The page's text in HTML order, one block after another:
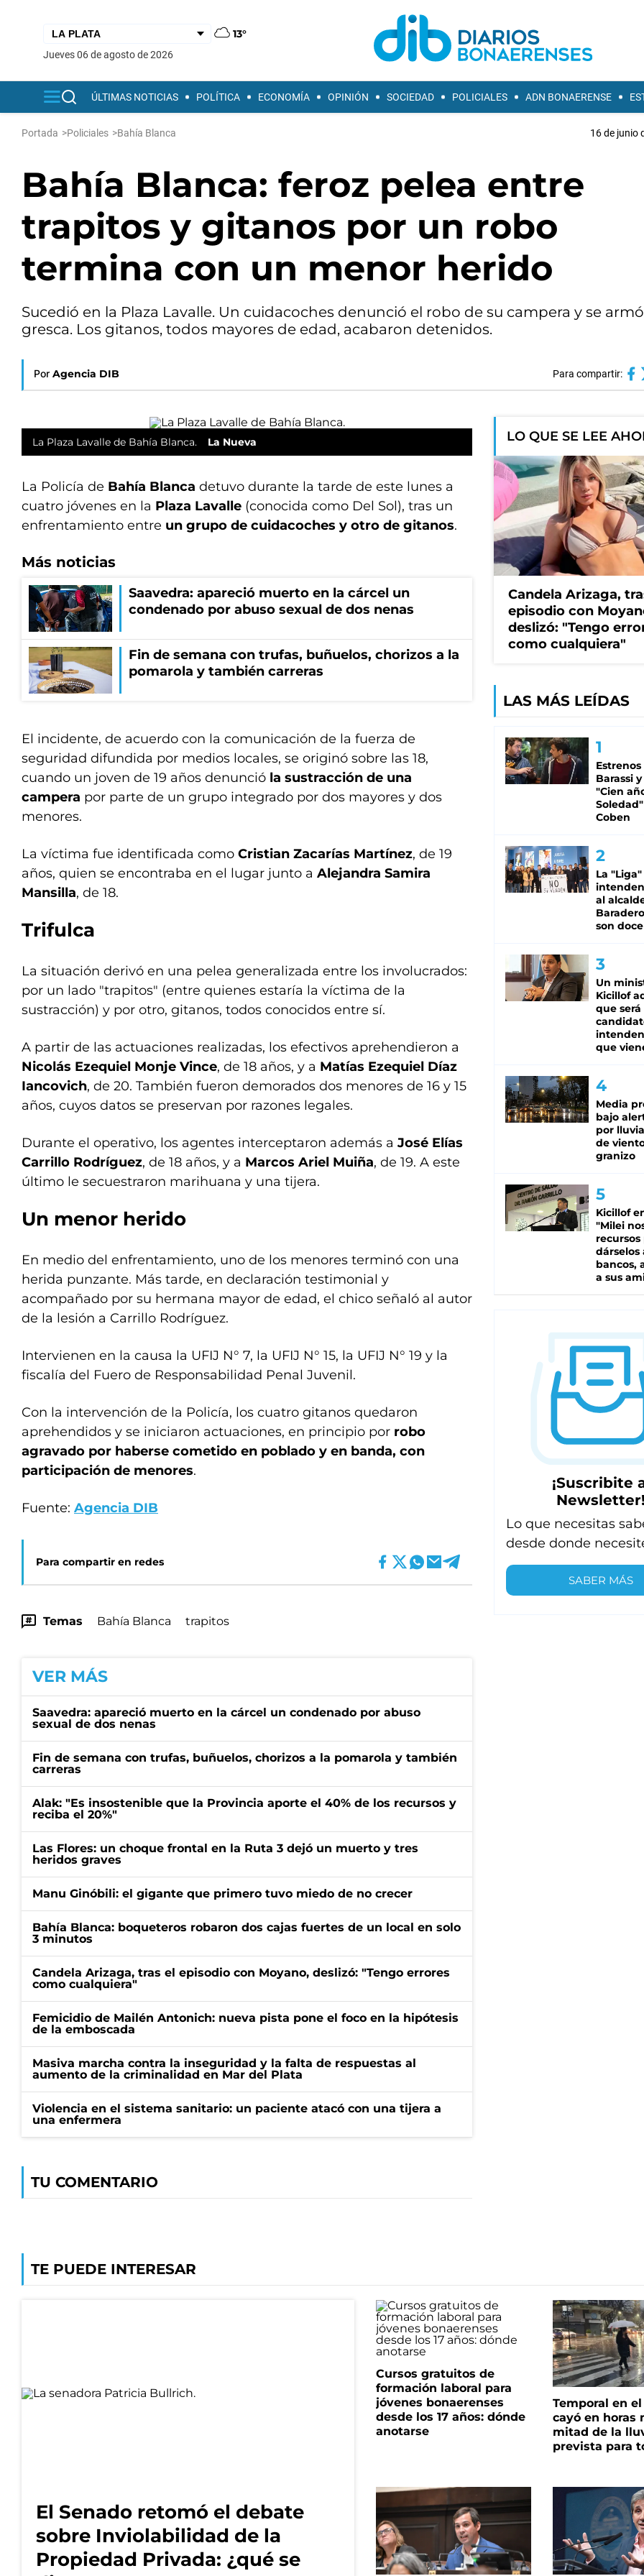
13°
jueves 06 de agosto de 2026
ÚLTIMAS NOTICIAS POLÍTICA ECONOMÍA OPINIÓN SOCIEDAD POLICIALES ADN BONAERENSE
Portada >Policiales >Bahía Blanca 16 de junio
Bahía Blanca: feroz pelea entre
trapitos y gitanos por un robo
termina con un menor herido
Sucedió en la Plaza Lavalle. Un cuidacoches denunció el robo de su campera y se
gresca. Los gitanos, todos mayores de edad, acabaron detenidos.
Por Agencia DIB Para compartir:
La Plaza Lavalle de Bahía Blanca. La Nueva
La Policía de Bahía Blanca detuvo durante la tarde de este lunes a
cuatro jóvenes en la Plaza Lavalle (conocida como Del Sol), tras un
enfrentamiento entre un grupo de cuidacoches y otro de gitanos.
Más noticias
Saavedra: apareció muerto en la cárcel un
condenado por abuso sexual de dos nenas
Fin de semana con trufas, buñuelos, chorizos a la
pomarola y también carreras
El incidente, de acuerdo con la comunicación de la fuerza de
seguridad difundida por medios locales, se originó sobre las 18,
cuando un joven de 19 años denunció la sustracción de una
campera por parte de un grupo integrado por dos mayores y dos
menores.
La víctima fue identificada como Cristian Zacarías Martínez, de 19
años, quien se encontraba en el lugar junto a Alejandra Samira
Mansilla, de 18.
Trifulca
La situación derivó en una pelea generalizada entre los involucrados:
por un lado "trapitos" (entre quienes estaría la víctima de la
sustracción) y por otro, gitanos, todos conocidos entre sí.
A partir de las actuaciones realizadas, los efectivos aprehendieron a
Nicolás Ezequiel Monje Vince, de 18 años, y a Matías Ezequiel Díaz
Iancovich, de 20. También fueron demorados dos menores de 16 y 15
años, cuyos datos se preservan por razones legales.
Durante el operativo, los agentes interceptaron además a José Elías
Carrillo Rodríguez, de 18 años, y a Marcos Ariel Muiña, de 19. A este
último le secuestraron marihuana y una tijera.
Un menor herido
En medio del enfrentamiento, uno de los menores terminó con una
herida punzante. Más tarde, en declaración testimonial y
acompañado por su hermana mayor de edad, el chico señaló al autor
de la lesión a Carrillo Rodríguez.
Intervienen en la causa la UFIJ N° 7, la UFIJ N° 15, la UFIJ N° 19 y la
fiscalía del Fuero de Responsabilidad Penal Juvenil.
Con la intervención de la Policía, los cuatro gitanos quedaron
aprehendidos y se iniciaron actuaciones, en principio por robo
agravado por haberse cometido en poblado y en banda, con
participación de menores.
Fuente: Agencia DIB
Para compartir en redes
Temas Bahía Blanca trapitos
VER MÁS
Saavedra: apareció muerto en la cárcel un condenado por abuso
sexual de dos nenas
Fin de semana con trufas, buñuelos, chorizos a la pomarola y también
carreras
Alak: "Es insostenible que la Provincia aporte el 40% de los recursos y
reciba el 20%"
Las Flores: un choque frontal en la Ruta 3 dejó un muerto y tres
heridos graves
Manu Ginóbili: el gigante que primero tuvo miedo de no crecer
Bahía Blanca: boqueteros robaron dos cajas fuertes de un local en solo
3 minutos
Candela Arizaga, tras el episodio con Moyano, deslizó: "Tengo errores
como cualquiera"
Femicidio de Mailén Antonich: nueva pista pone el foco en la hipótesis
de la emboscada
Masiva marcha contra la inseguridad y la falta de respuestas al
aumento de la criminalidad en Mar del Plata
Violencia en el sistema sanitario: un paciente atacó con una tijera a
una enfermera
TU COMENTARIO
LO QUE SE LEE
Candela Arizaga,
episodio con
deslizó: "Tengo
como cualquiera"
LAS MÁS LEÍDAS
Estrenos
Barassi
"Cien
Coben
La
al
son doce
Un
Kicillof
que será
que
Media
bajo
por
de
granizo
Kicillof
"Milei
recursos
dárselos
bancos,
a sus
¡Suscribite
Newsletter!
Lo que necesitas
desde donde
SABER MÁS
TE PUEDE INTERESAR
El Senado retomó el debate
sobre Inviolabilidad de la
Propiedad Privada: ¿qué se
Cursos gratuitos de
formación laboral para
jóvenes bonaerenses
desde los 17 años: dónde
anotarse
Temporal en el
cayó en horas
mitad de la
prevista para